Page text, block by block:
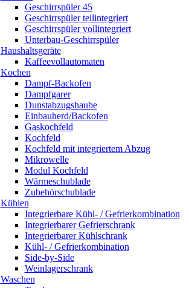
Geschirrspüler 45
Geschirrspüler teilintegriert
Geschirrspüler vollintegriert
Unterbau-Geschirrspüler
Haushaltsgeräte
Kaffeevollautomaten
Kochen
Dampf-Backofen
Dampfgarer
Dunstabzugshaube
Einbauherd/Backofen
Gaskochfeld
Kochfeld
Kochfeld mit integriertem Abzug
Mikrowelle
Modul Kochfeld
Wärmeschublade
Zubehörschublade
Kühlen
Integrierbare Kühl- / Gefrierkombination
Integrierbarer Gefrierschrank
Integrierbarer Kühlschrank
Kühl- / Gefrierkombination
Side-by-Side
Weinlagerschrank
Waschen